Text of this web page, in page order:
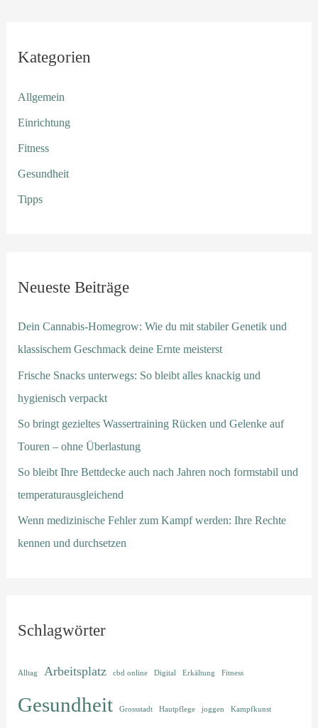
Kategorien
Allgemein
Einrichtung
Fitness
Gesundheit
Tipps
Neueste Beiträge
Dein Cannabis-Homegrow: Wie du mit stabiler Genetik und
klassischem Geschmack deine Ernte meisterst
Frische Snacks unterwegs: So bleibt alles knackig und
hygienisch verpackt
So bringt gezieltes Wassertraining Rücken und Gelenke auf
Touren – ohne Überlastung
So bleibt Ihre Bettdecke auch nach Jahren noch formstabil und
temperaturausgleichend
Wenn medizinische Fehler zum Kampf werden: Ihre Rechte
kennen und durchsetzen
Schlagwörter
Alltag Arbeitsplatz cbd online Digital Erkältung Fitness
Gesundheit Grossstadt Hautpflege joggen Kampfkunst